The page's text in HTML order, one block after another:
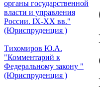
органы государственной
власти и управления
России. IХ-ХХ вв."
(Юриспруденция )
Тихомиров Ю.А.
"Комментарий к
Федеральному закону "
(Юриспруденция )